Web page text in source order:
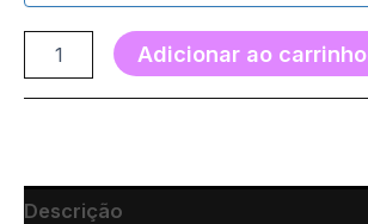
Adicionar ao carrinho
Descrição